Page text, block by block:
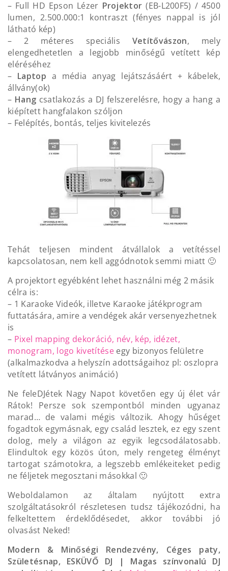
– Full HD Epson Lézer Projektor (EB-L200F5) / 4500
lumen, 2.500.000:1 kontraszt (fényes nappal is jól
látható kép)
– 2 méteres speciális Vetítővászon, mely
elengedhetetlen a legjobb minőségű vetített kép
eléréséhez
– Laptop a média anyag lejátszásáért + kábelek,
állvány(ok)
– Hang csatlakozás a DJ felszerelésre, hogy a hang a
kiépített hangfalakon szóljon
– Felépítés, bontás, teljes kivitelezés
Tehát teljesen mindent átvállalok a vetítéssel
kapcsolatosan, nem kell aggódnotok semmi miatt 🙂
A projektort egyébként lehet használni még 2 másik
célra is:
– 1 Karaoke Videók, illetve Karaoke játékprogram
futtatására, amire a vendégek akár versenyezhetnek
is
– Pixel mapping dekoráció, név, kép, idézet,
monogram, logo kivetítése egy bizonyos felületre
(alkalmazkodva a helyszín adottságaihoz pl: oszlopra
vetített látványos animáció)
Ne feleDJétek Nagy Napot követően egy új élet vár
Rátok! Persze sok szempontból minden ugyanaz
marad… de valami mégis változik. Ahogy hűséget
fogadtok egymásnak, egy család lesztek, ez egy szent
dolog, mely a világon az egyik legcsodálatosabb.
Elindultok egy közös úton, mely rengeteg élményt
tartogat számotokra, a legszebb emlékeiteket pedig
ne féljetek megosztani másokkal 🙂
Weboldalamon az általam nyújtott extra
szolgáltatásokról részletesen tudsz tájékozódni, ha
felkeltettem érdeklődésedet, akkor további jó
olvasást Neked!
Modern & Minőségi Rendezvény, Céges paty,
Születésnap, ESKÜVŐ DJ | Magas színvonalú DJ